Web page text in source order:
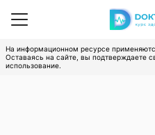
На информационном ресурсе
Оставаясь на сайте, вы подтверждаете
использование.